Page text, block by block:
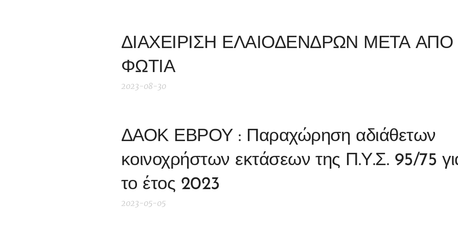
ΔΙΑΧΕΙΡΙΣΗ ΕΛΑΙΟΔΕΝΔΡΩΝ ΜΕΤΑ ΑΠΟ
ΦΩΤΙΑ
2023-08-30
ΔΑΟΚ ΕΒΡΟΥ : Παραχώρηση αδιάθετων
κοινοχρήστων εκτάσεων της Π.Υ.Σ. 95/75
το έτος 2023
2023-05-05